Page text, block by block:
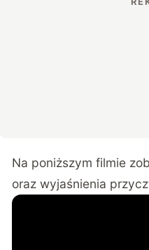
Na poniższym filmie
oraz wyjaśnienia